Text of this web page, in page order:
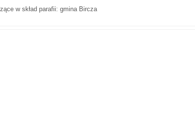
w skład parafii: gmina Bircza